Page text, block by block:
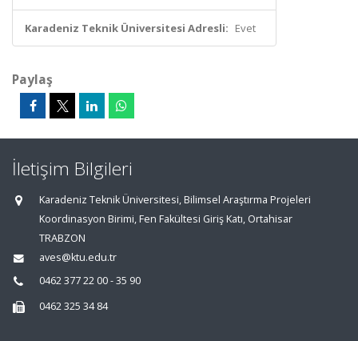
Karadeniz Teknik Üniversitesi Adresli: Evet
Paylaş
İletişim Bilgileri
Karadeniz Teknik Üniversitesi, Bilimsel Araştırma Projeleri
Koordinasyon Birimi, Fen Fakültesi Giriş Katı, Ortahisar
TRABZON
aves@ktu.edu.tr
0462 377 22 00 - 35 90
0462 325 34 84